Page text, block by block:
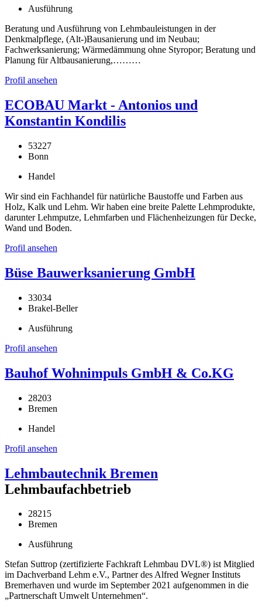
Ausführung
Beratung und Ausführung von Lehmbauleistungen in der
Denkmalpflege, (Alt-)Bausanierung und im Neubau;
Fachwerksanierung; Wärmedämmung ohne Styropor; Beratung und
Planung für Altbausanierung,………
Profil ansehen
ECOBAU Markt - Antonios und
Konstantin Kondilis
53227
Bonn
Handel
Wir sind ein Fachhandel für natürliche Baustoffe und Farben aus
Holz, Kalk und Lehm. Wir haben eine breite Palette Lehmprodukte,
darunter Lehmputze, Lehmfarben und Flächenheizungen für Decke,
Wand und Boden.
Profil ansehen
Büse Bauwerksanierung GmbH
33034
Brakel-Beller
Ausführung
Profil ansehen
Bauhof Wohnimpuls GmbH & Co.KG
28203
Bremen
Handel
Profil ansehen
Lehmbautechnik Bremen
Lehmbaufachbetrieb
28215
Bremen
Ausführung
Stefan Suttrop (zertifizierte Fachkraft Lehmbau DVL®) ist Mitglied
im Dachverband Lehm e.V., Partner des Alfred Wegner Instituts
Bremerhaven und wurde im September 2021 aufgenommen in die
„Partnerschaft Umwelt Unternehmen“.